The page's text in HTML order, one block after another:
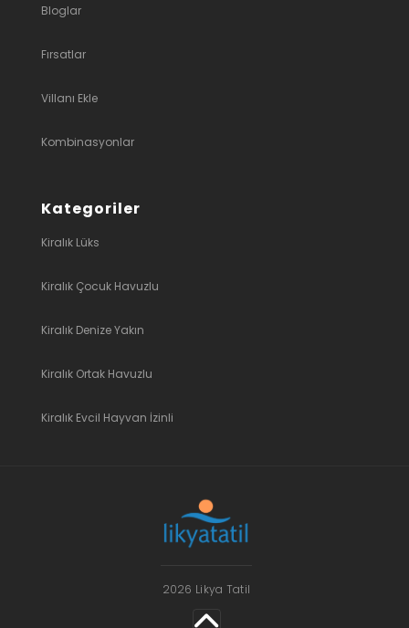
Bloglar
Fırsatlar
Villanı Ekle
Kombinasyonlar
Kategoriler
Kiralık Lüks
Kiralık Çocuk Havuzlu
Kiralık Denize Yakın
Kiralık Ortak Havuzlu
Kiralık Evcil Hayvan İzinli
2026 Likya Tatil